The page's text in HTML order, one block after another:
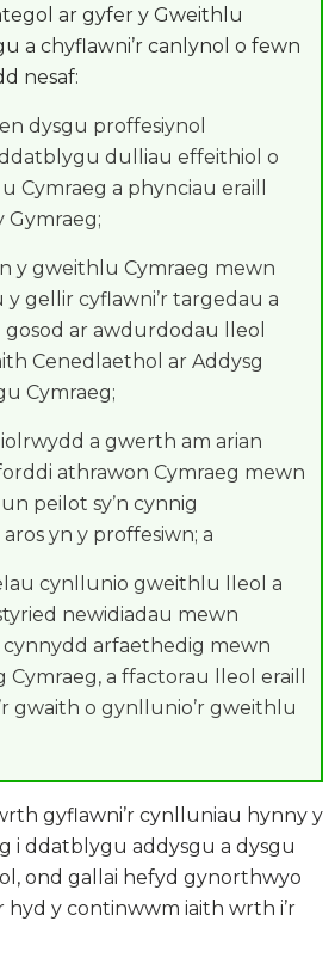
ar gyfer y Gweithlu
a chyflawni’r canlynol o fewn
nesaf:
dysgu proffesiynol
dulliau effeithiol o
Cymraeg a phynciau eraill
y gweithlu Cymraeg mewn
y gellir cyflawni’r targedau a
ar awdurdodau lleol
Cenedlaethol ar Addysg
Cymraeg;
a gwerth am arian
athrawon Cymraeg mewn
peilot sy’n cynnig
yn y proffesiwn; a
cynllunio gweithlu lleol a
newidiadau mewn
arfaethedig mewn
a ffactorau lleol eraill
gwaith o gynllunio’r gweithlu
gyflawni’r cynlluniau hynny y
i ddatblygu addysgu a dysgu
ond gallai hefyd gynorthwyo
hyd y continwwm iaith wrth i’r